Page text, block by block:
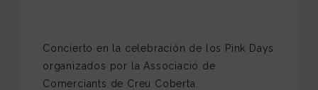
Concierto en la celebración de los Pink Days
organizados por la Associació de
Comerciants de Creu Coberta.